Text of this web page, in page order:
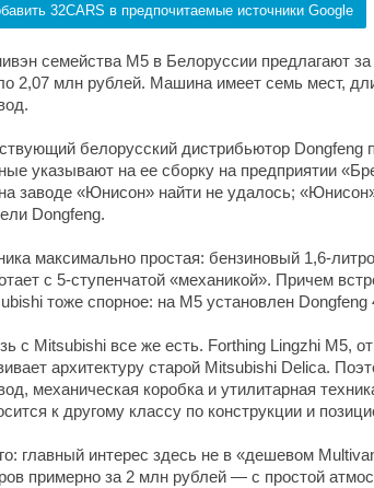
32CARS в предпочитаемые источники Google
семейства M5 в Белоруссии предлагают
2,07 млн рублей. Машина имеет семь мест,
белорусский дистрибьютор Dongfeng
указывают на ее сборку на предприятии
заводе «Юнисон» найти не удалось;
Dongfeng.
максимально простая: бензиновый 1,6-
с 5-ступенчатой «механикой». Причем
тоже спорное: на M5 установлен
с Mitsubishi все же есть. Forthing Lingzhi M5,
архитектуру старой Mitsubishi Delica.
механическая коробка и утилитарная
к другому классу по конструкции и
главный интерес здесь не в «дешевом
примерно за 2 млн рублей — с простой